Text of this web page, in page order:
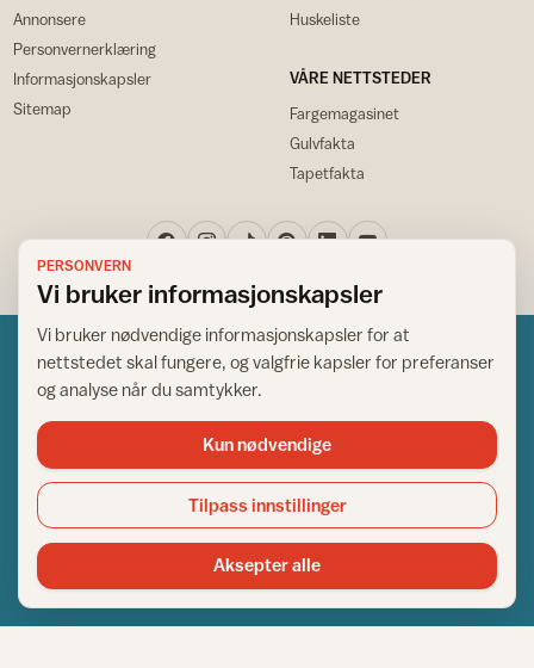
Annonsere
Personvernerklæring
Informasjonskapsler
Sitemap
Huskeliste
VÅRE NETTSTEDER
Fargemagasinet
Gulvfakta
Tapetfakta
Norsk råd for hjem og bygg
Copyright © 1995-2026. All Rights Reserved.
Ansvarlig redaktør: Helge Bod Vangen
Utgiver: IFI - Norsk råd for hjem og bygg
PERSONVERN
Vi bruker informasjonskapsler
Vi bruker nødvendige informasjonskapsler for at
nettstedet skal fungere, og valgfrie kapsler for preferanser
og analyse når du samtykker.
Kun nødvendige
Tilpass innstillinger
Aksepter alle